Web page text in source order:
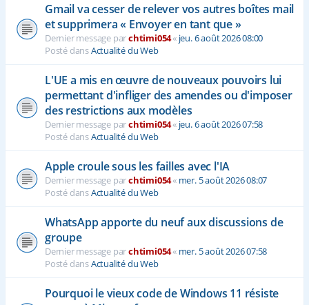
Gmail va cesser de relever vos autres boîtes mail
et supprimera « Envoyer en tant que »
Dernier message parchtimi054« jeu. 6 août 2026 08:00
Posté dansActualité du Web
L'UE a mis en œuvre de nouveaux pouvoirs lui
permettant d'infliger des amendes ou d'imposer
des restrictions aux modèles
Dernier message parchtimi054« jeu. 6 août 2026 07:58
Posté dansActualité du Web
Apple croule sous les failles avec l'IA
Dernier message parchtimi054« mer. 5 août 2026 08:07
Posté dansActualité du Web
WhatsApp apporte du neuf aux discussions de
groupe
Dernier message parchtimi054« mer. 5 août 2026 07:58
Posté dansActualité du Web
Pourquoi le vieux code de Windows 11 résiste